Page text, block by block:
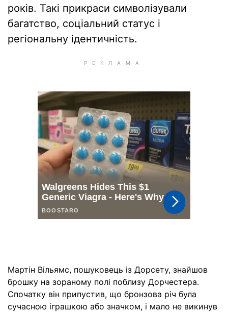
років. Такі прикраси символізували
багатство, соціальний статус і
регіональну ідентичність.
Мартін Вільямс, пошуковець із Дорсету, знайшов
брошку на зораному полі поблизу Дорчестера.
Спочатку він припустив, що бронзова річ була
сучасною іграшкою або значком, і мало не викинув